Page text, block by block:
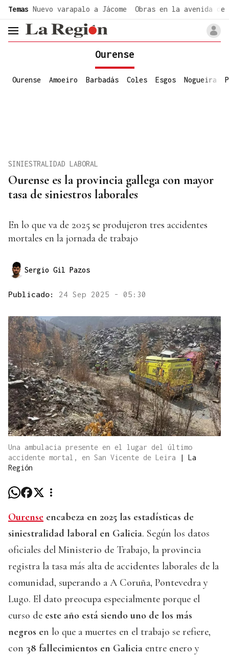
Temas Nuevo varapalo a Jácome Obras en la avenida de
header.menu.open
Ourense
Ourense Amoeiro Barbadás Coles Esgos Nogueira
Ourense es la provincia gallega con mayor
tasa de siniestros laborales
SINIESTRALIDAD LABORAL
En lo que va de 2025 se produjeron tres accidentes
mortales en la jornada de trabajo
Sergio Gil Pazos
Publicado: 24 Sep 2025 - 05:30
Una ambulacia presente en el lugar del último
accidente mortal, en San Vicente de Leira
| La
Región
Ourense encabeza en 2025 las estadísticas de
siniestralidad laboral en Galicia. Según los datos
oficiales del Ministerio de Trabajo, la provincia
registra la tasa más alta de accidentes laborales de la
comunidad, superando a A Coruña, Pontevedra y
Lugo. El dato preocupa especialmente porque el
curso de este año está siendo uno de los más
negros en lo que a muertes en el trabajo se refiere,
con 38 fallecimientos en Galicia entre enero y